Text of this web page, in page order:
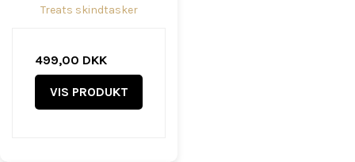
Treats skindtasker
499,00 DKK
VIS PRODUKT